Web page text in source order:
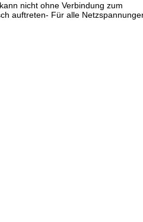
nicht ohne Verbindung zum
auftreten- Für alle